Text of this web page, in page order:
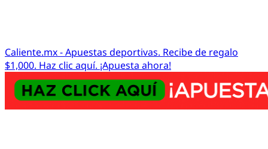
Caliente.mx - Apuestas deportivas. Recibe de regalo
$1,000. Haz clic aquí. ¡Apuesta ahora!